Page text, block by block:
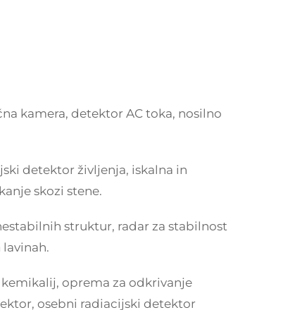
kamera, detektor AC toka, nosilno
detektor življenja, iskalna in
skozi stene.
struktur, radar za stabilnost
oprema za odkrivanje
osebni radiacijski detektor